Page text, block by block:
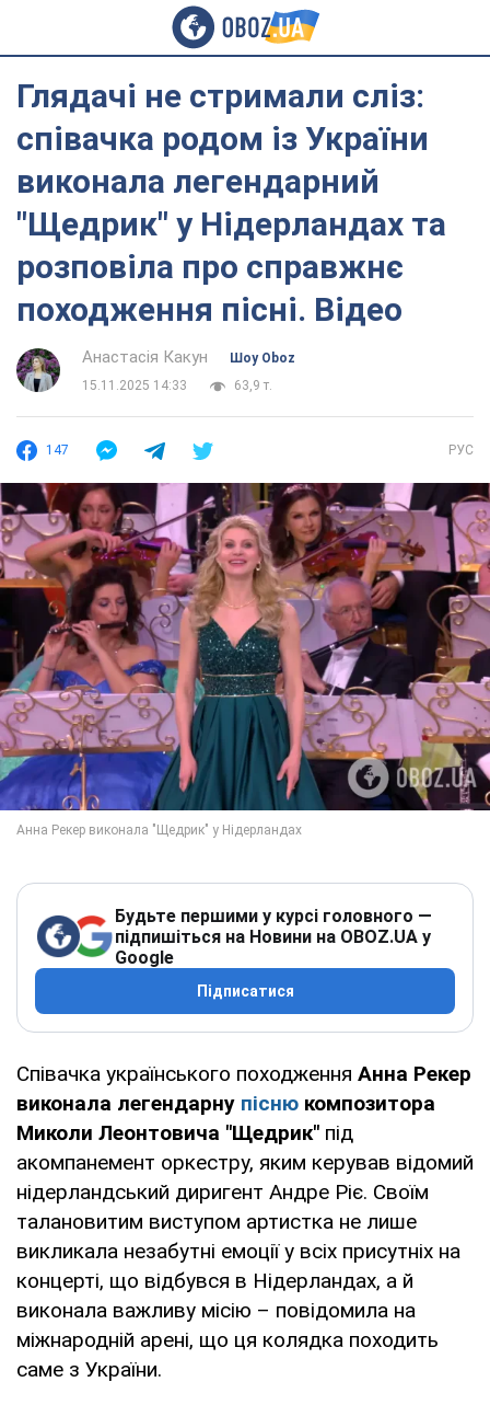
Глядачі не стримали сліз:
співачка родом із України
виконала легендарний
"Щедрик" у Нідерландах та
розповіла про справжнє
походження пісні. Відео
Анастасія Какун
Шоу Oboz
15.11.2025 14:33
63,9 т.
147 РУС
Будьте першими у курсі головного —
підпишіться на Новини на OBOZ.UA у
Google
Підписатися
Співачка українського походження Анна Рекер
виконала легендарну пісню композитора
Миколи Леонтовича "Щедрик" під
акомпанемент оркестру, яким керував відомий
нідерландський диригент Андре Ріє. Своїм
талановитим виступом артистка не лише
викликала незабутні емоції у всіх присутніх на
концерті, що відбувся в Нідерландах, а й
виконала важливу місію – повідомила на
міжнародній арені, що ця колядка походить
саме з України.